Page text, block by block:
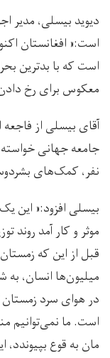
دیوید بیسلی، مدیر
است:« افغانستان
است که با بدترین
معکوس برای رخ
آقای بیسلی از
جامعه جهانی
نفر، کمک‌های
بیسلی افزود:« این
موثر و کار آمد
قبل از این که
میلیون‌ها انسان، به
در هوای سرد
است. ما نمی‌توانیم
مان به قوع